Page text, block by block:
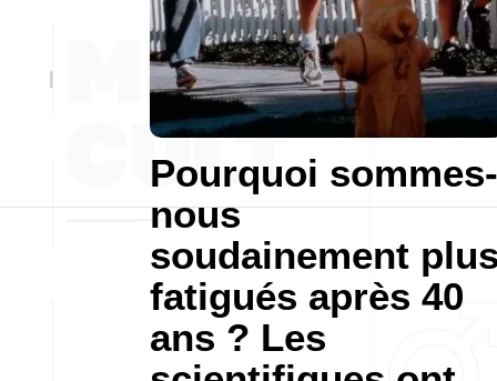
Pourquoi sommes-
nous
soudainement
fatigués après 40
ans ? Les